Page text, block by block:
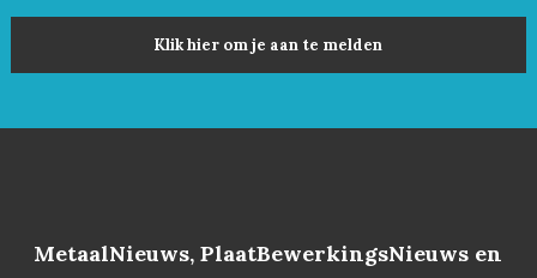
Klik hier om je aan te melden
MetaalNieuws, PlaatBewerkingsNieuws en